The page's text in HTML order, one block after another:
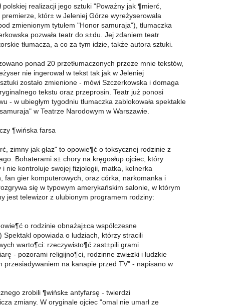
polskiej realizacji jego sztuki "Poważny jak ¶mierć,
premierze, któr± w Jeleniej Górze wyreżyserowała
zmienionym tytułem "Honor samuraja"), tłumaczka
pozwała teatr do s±du. Jej zdaniem teatr
tłumacza, a co za tym idzie, także autora sztuki.
ponad 20 przetłumaczonych przeze mnie tekstów,
nie ingerował w tekst tak jak w Jeleniej
zostało zmienione - mówi Szczerkowska i domaga
tekstu oraz przeprosin. Teatr już ponosi
- w ubiegłym tygodniu tłumaczka zablokowała spektakle
w Teatrze Narodowym w Warszawie.
¶wińska farsa
zimny jak głaz" to opowie¶ć o toksycznej rodzinie z
Bohaterami s± chory na kręgosłup ojciec, który
i nie kontroluje swojej fizjologii, matka, kelnerka
fan gier komputerowych, oraz córka, narkomanka i
się w typowym amerykańskim salonie, w którym
jest telewizor z ulubionym programem rodziny:
o rodzinie obnażaj±ca współczesne
Spektakl opowiada o ludziach, którzy stracili
warto¶ci: rzeczywisto¶ć zast±pili grami
- pozorami religijno¶ci, rodzinne zwi±zki i ludzkie
przesiadywaniem na kanapie przed TV" - napisano w
zrobili ¶wińsk± antyfarsę - twierdzi
zmiany. W oryginale ojciec "omal nie umarł ze